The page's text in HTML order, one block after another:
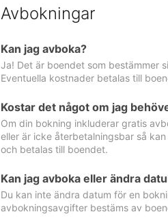
Avbokningar
Kan jag avboka?
Ja! Det är boendet som bestämmer
Eventuella kostnader betalas till
Kostar det något om jag
Om din bokning inkluderar gratis
eller är icke återbetalningsbar så
och betalas till boendet.
Kan jag avboka eller ändra
Du kan inte ändra datum för en
avbokningsavgifter bestäms av